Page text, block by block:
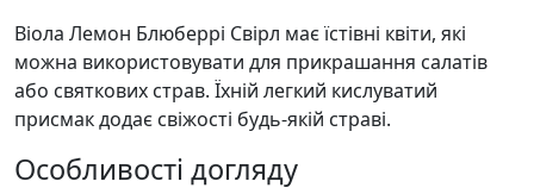
Віола Лемон Блюберрі Свірл має їстівні квіти, які
можна використовувати для прикрашання салатів
або святкових страв. Їхній легкий кислуватий
присмак додає свіжості будь-якій страві.
Особливості догляду